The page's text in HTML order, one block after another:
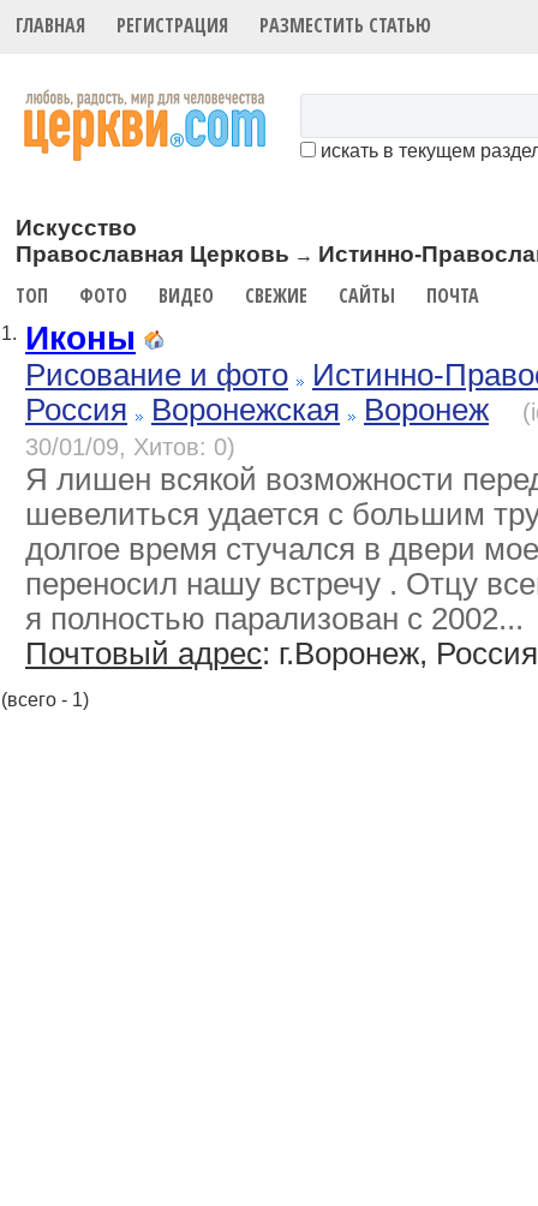
ГЛАВНАЯ РЕГИСТРАЦИЯ РАЗМЕСТИТЬ СТАТЬЮ
искать в текущем
Искусство
Православная Церковь → Истинно-
ТОП ФОТО ВИДЕО СВЕЖИЕ САЙТЫ ПОЧТА
1. Иконы
Рисование и фото
Истинно-
Россия
Воронежская Воронеж
30/01/09, Хитов: 0)
Я лишен всякой возможности
шевелиться удается с большим
долгое время стучался в двери
переносил нашу встречу . Отцу
я полностью парализован с 2002...
Почтовый адрес: г.Воронеж, Россия
(всего - 1)